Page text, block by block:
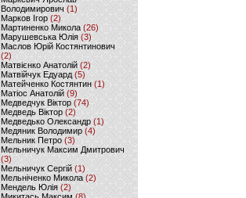
Володимирович (1)
Марков Ігор (2)
Мартиненко Микола (26)
Марушевська Юлія (3)
Маслов Юрій Костянтинович
(2)
Матвієнко Анатолій (2)
Матвійчук Едуард(5)
Матейченко Костянтин (1)
Матіос Анатолій (9)
Медведчук Віктор(74)
Медведь Віктор (2)
Медведько Олександр (1)
Медяник Володимир(4)
Мельник Петро (3)
Мельничук Максим Дмитрович
(3)
Мельничук Сергій (1)
Мельніченко Микола (2)
Мендель Юлія (2)